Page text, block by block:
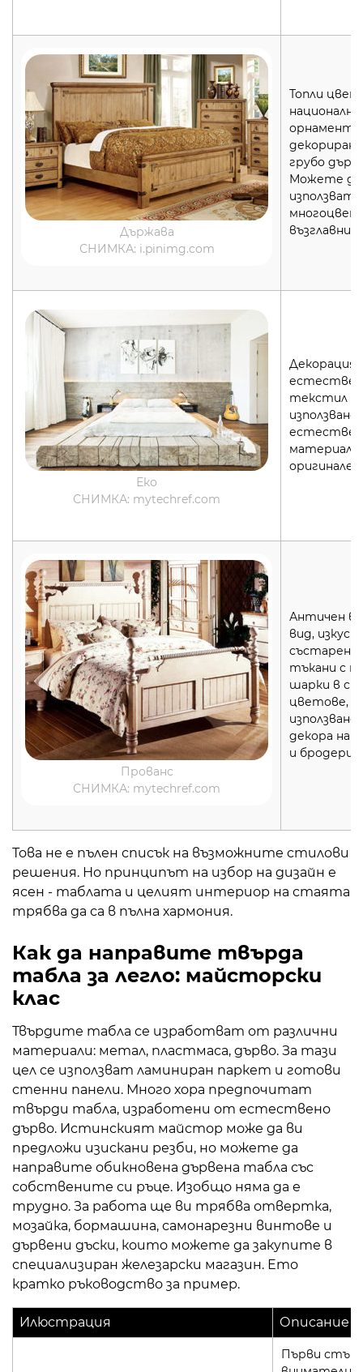
Държава
СНИМКА: i.pinimg.com
Топли
национални
орнаменти,
грубо
Можете да
използвате
Еко
СНИМКА: mytechref.com
Декорация
естествен
текстил и
използване
материали
Прованс
СНИМКА: mytechref.com
Античен
вид,
състарено
тъкани с
шарки в
цветове,
използване
декора на
и бродерия
Това не е пълен списък на възможните стилови
решения. Но принципът на избор на дизайн е
ясен - таблата и целият интериор на стаята
трябва да са в пълна хармония.
Как да направите твърда
табла за легло: майсторски
клас
Твърдите табла се изработват от различни
материали: метал, пластмаса, дърво. За тази
цел се използват ламиниран паркет и готови
стенни панели. Много хора предпочитат
твърди табла, изработени от естествено
дърво. Истинският майстор може да ви
предложи изискани резби, но можете да
направите обикновена дървена табла със
собствените си ръце. Изобщо няма да е
трудно. За работа ще ви трябва отвертка,
мозайка, бормашина, самонарезни винтове и
дървени дъски, които можете да закупите в
специализиран железарски магазин. Ето
кратко ръководство за пример.
Илюстрация Описание
Първи